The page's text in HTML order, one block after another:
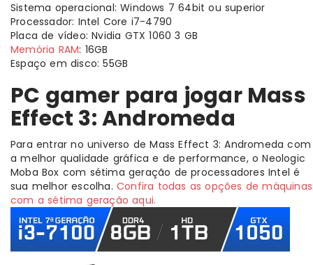
Sistema operacional: Windows 7 64bit ou superior
Processador: Intel Core i7-4790
Placa de vídeo: Nvidia GTX 1060 3 GB
Memória RAM: 16GB
Espaço em disco: 55GB
PC gamer para jogar Mass
Effect 3: Andromeda
Para entrar no universo de Mass Effect 3: Andromeda com
a melhor qualidade gráfica e de performance, o Neologic
Moba Box com sétima geração de processadores Intel é
sua melhor escolha. Confira todas as opções de máquinas
com a sétima geração aqui.